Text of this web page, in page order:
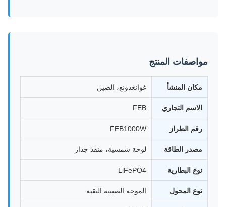
مواصفات المنتج
مكان المنشأ غوانغدونغ، الصين
الاسم التجاري FEB
رقم الطراز FEB1000W
مصدر الطاقة لوحة شمسية، منفذ جدار
نوع البطارية LiFePO4
نوع المحول الموجة الصينية النقية